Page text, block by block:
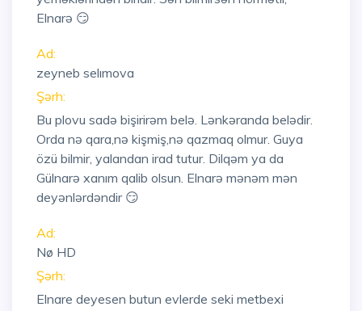
Elnarə 😏
Ad:
zeyneb selımova
Şərh:
Bu plovu sadə bişirirəm belə. Lənkəranda belədir.
Orda nə qara,nə kişmiş,nə qazmaq olmur. Guya
özü bilmir, yalandan irad tutur. Dilqəm ya da
Gülnarə xanım qalib olsun. Elnarə mənəm mən
deyənlərdəndir 😏
Ad:
Nø HD
Şərh:
Elnare deyesen butun evlerde seki metbexi